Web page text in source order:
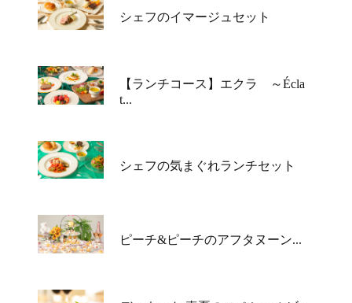
シェフのイマージュセット
【ランチコース】エクラ ～Écla
t...
シェフの気まぐれランチセット
ピーチ&ピーチのアフタヌーン...